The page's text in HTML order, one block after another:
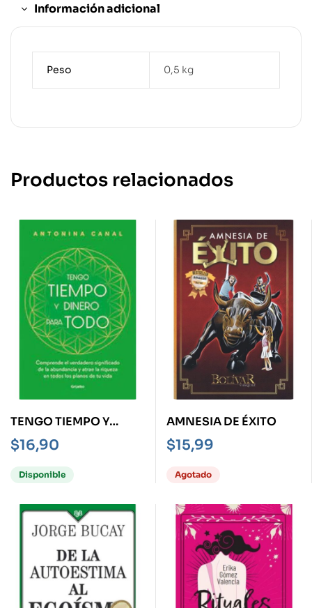
Información adicional
Peso 0,5 kg
Productos relacionados
TENGO TIEMPO Y
DINERO PARA TODO
$16,90
Disponible
AMNESIA DE ÉXITO
$15,99
Agotado